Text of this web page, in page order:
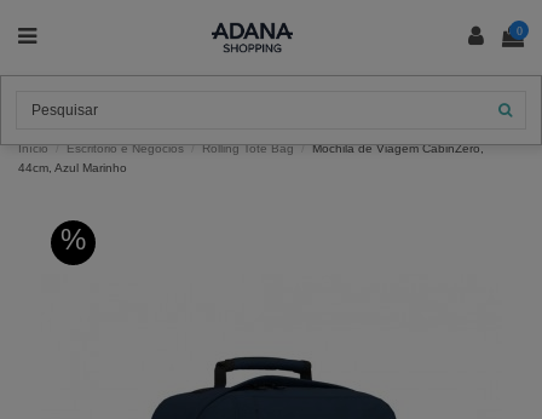
0
Início Escritório e Negócios Rolling Tote Bag
Mochila de Viagem CabinZero,
44cm, Azul Marinho
%